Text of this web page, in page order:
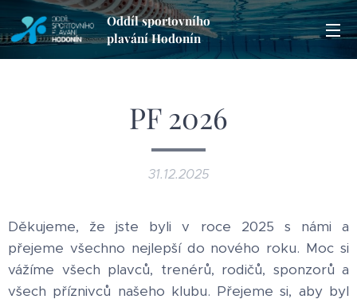
Oddíl sportovního
plavání Hodonín
PF 2026
31.12.2025
Děkujeme, že jste byli v roce 2025 s námi a
přejeme všechno nejlepší do nového roku. Moc si
vážíme všech plavců, trenérů, rodičů, sponzorů a
všech příznivců našeho klubu. Přejeme si, aby byl